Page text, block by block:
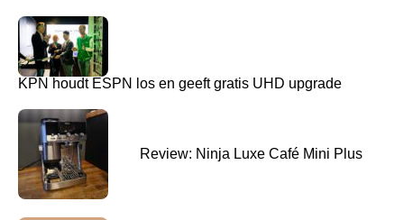
KPN houdt ESPN los en geeft gratis UHD upgrade
Review: Ninja Luxe Café Mini Plus